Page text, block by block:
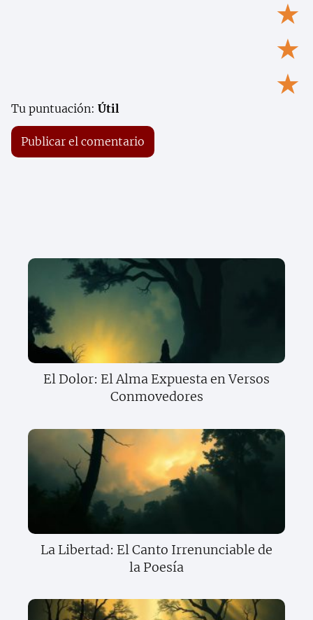
★
★
★
Tu puntuación: Útil
El Dolor: El Alma Expuesta en Versos
Conmovedores
La Libertad: El Canto Irrenunciable de
la Poesía